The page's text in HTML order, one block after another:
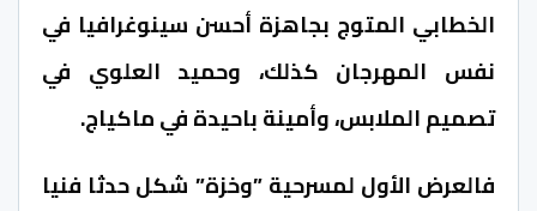
الخطابي المتوج بجاهزة أحسن سينوغرافيا في
نفس المهرجان كذلك، وحميد العلوي في
تصميم الملابس، وأمينة باحيدة في ماكياج.
فالعرض الأول لمسرحية ”وخزة” شكل حدثا فنيا